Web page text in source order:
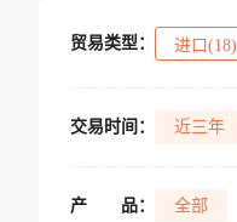
贸易类型： 进口(18)
交易时间： 近三年
产 品： 全部